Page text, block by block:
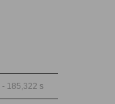
- 185,322 s